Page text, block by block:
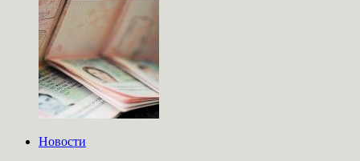
Новости